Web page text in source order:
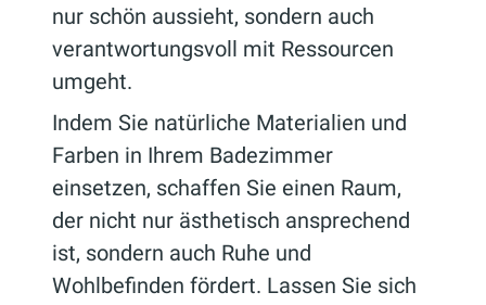
nur schön aussieht, sondern auch
verantwortungsvoll mit Ressourcen
umgeht.
Indem Sie natürliche Materialien und
Farben in Ihrem Badezimmer
einsetzen, schaffen Sie einen Raum,
der nicht nur ästhetisch ansprechend
ist, sondern auch Ruhe und
Wohlbefinden fördert. Lassen Sie sich